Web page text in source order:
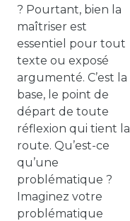
? Pourtant, bien la
maîtriser est
essentiel pour tout
texte ou exposé
argumenté. C’est la
base, le point de
départ de toute
réflexion qui tient la
route. Qu’est-ce
qu’une
problématique ?
Imaginez votre
problématique